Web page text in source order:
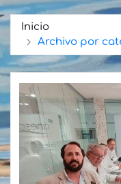
Inicio
Archivo por